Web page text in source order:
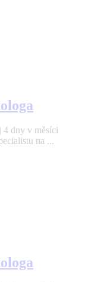
4 dny v měsíci
na ...